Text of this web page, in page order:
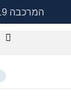
המרכבה 19, א"ת חולון